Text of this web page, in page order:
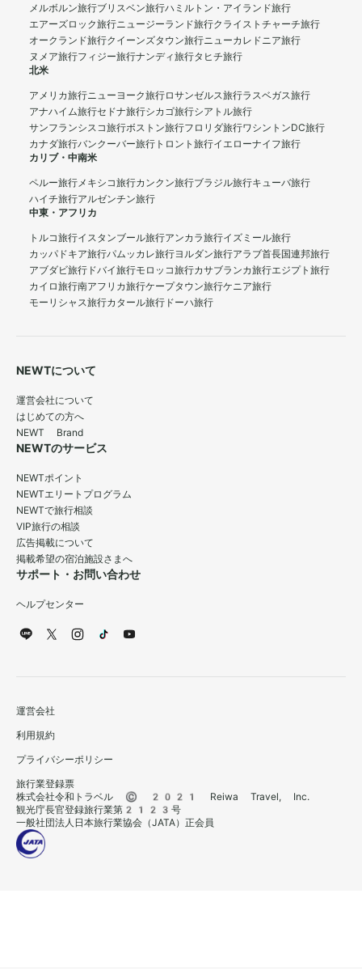
メルボルン旅行ブリスベン旅行ハミルトン・アイランド旅行
エアーズロック旅行ニュージーランド旅行クライストチャーチ旅行
オークランド旅行クイーンズタウン旅行ニューカレドニア旅行
ヌメア旅行フィジー旅行ナンディ旅行タヒチ旅行
北米
アメリカ旅行ニューヨーク旅行ロサンゼルス旅行ラスベガス旅行
アナハイム旅行セドナ旅行シカゴ旅行シアトル旅行
サンフランシスコ旅行ボストン旅行フロリダ旅行ワシントンDC旅行
カナダ旅行バンクーバー旅行 トロント旅行イエローナイフ旅行
カリブ・中南米
ペルー旅行メキシコ旅行カンクン旅行ブラジル旅行キューバ旅行
ハイチ旅行アルゼンチン旅行
中東・アフリカ
トルコ旅行イスタンブール旅行アンカラ旅行イズミール旅行
カッパドキア旅行パムッカレ旅行ヨルダン旅行アラブ首長国連邦旅行
アブダビ旅行 ドバイ旅行モロッコ旅行カサブランカ旅行エジプト旅行
カイロ旅行南アフリカ旅行ケープタウン旅行ケニア旅行
モーリシャス旅行カタール旅行 ドーハ旅行
NEWTについて
運営会社について
はじめての方へ
NEWT Brand
NEWTのサービス
NEWTポイント
NEWTエリートプログラム
NEWTで旅行相談
VIP旅行の相談
広告掲載について
掲載希望の宿泊施設さまへ
サポート・お問い合わせ
ヘルプセンター
運営会社
利用規約
プライバシーポリシー
旅行業登録票
株式会社令和トラベル © 2021 Reiwa Travel, Inc.
観光庁長官登録旅行業第2123号
一般社団法人日本旅行業協会（JATA）正会員